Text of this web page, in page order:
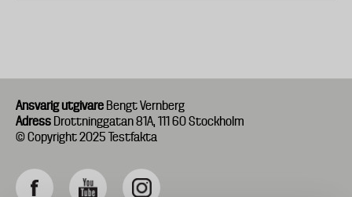
Ansvarig utgivare Bengt Vernberg
Adress Drottninggatan 81A, 111 60 Stockholm
© Copyright 2025 Testfakta